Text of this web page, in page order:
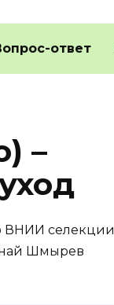
ответ
–
ВНИИ селекции
Шмырев